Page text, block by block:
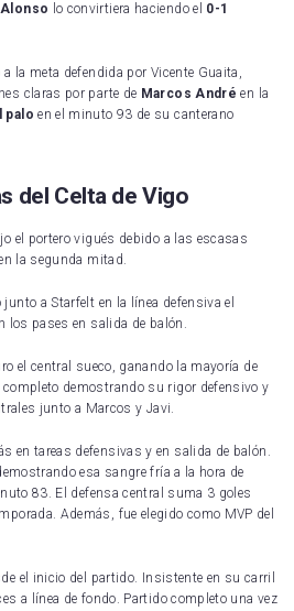
lo convirtiera haciendo el 0-1
la meta defendida por Vicente Guaita,
claras por parte de Marcos André en la
palo en el minuto 93 de su canterano
del Celta de Vigo
el portero vigués debido a las escasas
la segunda mitad.
junto a Starfelt en la línea defensiva el
los pases en salida de balón.
el central sueco, ganando la mayoría de
demostrando su rigor defensivo y
junto a Marcos y Javi.
en tareas defensivas y en salida de balón.
esa sangre fría a la hora de
83. El defensa central suma 3 goles
Además, fue elegido como MVP del
el inicio del partido. Insistente en su carril
a línea de fondo. Partido completo una vez